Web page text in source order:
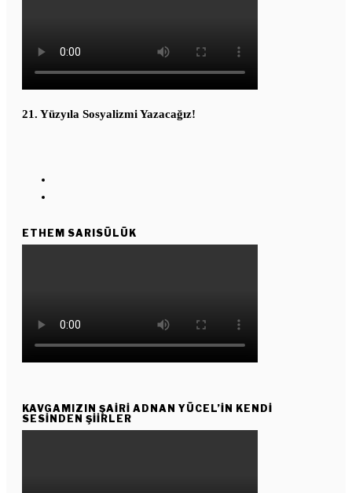
21. Yüzyıla Sosyalizmi Yazacağız!
ETHEM SARISÜLÜK
KAVGAMIZIN ŞAIRI ADNAN YÜCEL’IN KENDI
SESINDEN ŞIIRLER